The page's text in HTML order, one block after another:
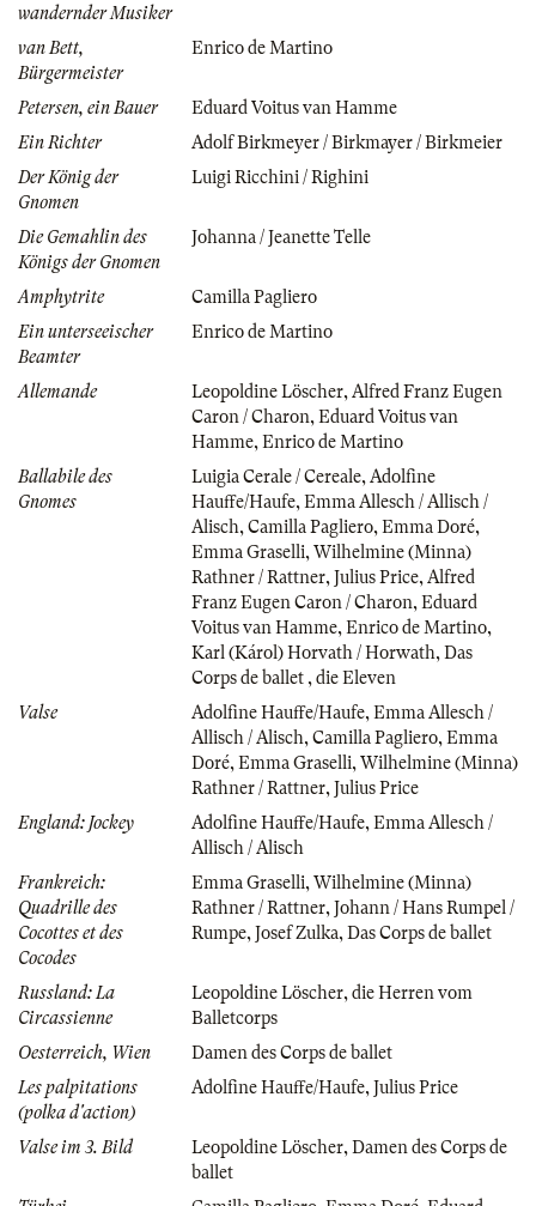
wandernder Musiker
van Bett,
Bürgermeister
Enrico de Martino
Petersen, ein Bauer
Eduard Voitus van Hamme
Ein Richter
Adolf Birkmeyer / Birkmayer / Birkmeier
Der König der
Gnomen
Luigi Ricchini / Righini
Die Gemahlin des
Königs der Gnomen
Johanna / Jeanette Telle
Amphytrite
Camilla Pagliero
Ein unterseeischer
Beamter
Enrico de Martino
Allemande Leopoldine Löscher,Alfred Franz Eugen
Caron / Charon,Eduard Voitus van
Hamme,Enrico de Martino
Ballabile des
Gnomes
Luigia Cerale / Cereale,Adolfine
Hauffe/Haufe,Emma Allesch / Allisch /
Alisch,Camilla Pagliero,Emma Doré,
Emma Graselli,Wilhelmine (Minna)
Rathner / Rattner,Julius Price,Alfred
Franz Eugen Caron / Charon,Eduard
Voitus van Hamme,Enrico de Martino,
Karl (Károl) Horvath / Horwath,Das
Corps de ballet ,die Eleven
Valse
Adolfine Hauffe/Haufe,Emma Allesch /
Allisch / Alisch,Camilla Pagliero,Emma
Doré,Emma Graselli,Wilhelmine (Minna)
Rathner / Rattner,Julius Price
England: Jockey
Adolfine Hauffe/Haufe,Emma Allesch /
Allisch / Alisch
Frankreich:
Quadrille des
Cocottes et des
Cocodes
Emma Graselli,Wilhelmine (Minna)
Rathner / Rattner,Johann / Hans Rumpel /
Rumpe,Josef Zulka,Das Corps de ballet
Russland: La
Circassienne
Leopoldine Löscher,die Herren vom
Balletcorps
Oesterreich, Wien
Damen des Corps de ballet
Les palpitations
(polka d'action)
Adolfine Hauffe/Haufe,Julius Price
Valse im 3. Bild Leopoldine Löscher,Damen des Corps de
ballet